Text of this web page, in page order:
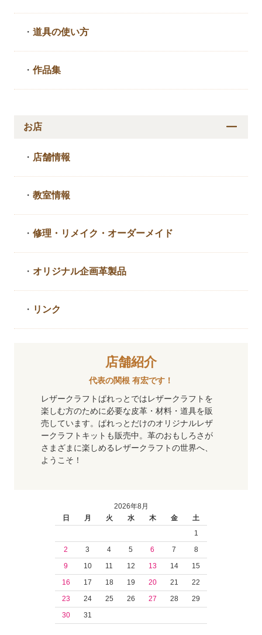
・道具の使い方
・作品集
お店
・ 店舗情報
・教室情報
・修理・リメイク・ オーダーメイド
・ オリジナル企画革製品
・ リンク
店舗紹介
代表の関根 有宏です！
レザークラフトぱれっとではレザークラフトを
楽しむ方のために必要な皮革・材料・道具を販
売しています。ぱれっとだけのオリジナルレザ
ークラフトキットも販売中。革のおもしろさが
さまざまに楽しめるレザークラフトの世界へ、
ようこそ！
2026年8月
日
月 火 水 木 金
土
1
2
3 4 5 6 7
8
9
10 11 12 13 14
15
16
17 18 19 20 21
22
23
24 25 26 27 28
29
30
31